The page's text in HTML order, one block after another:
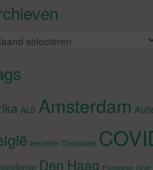
ALS Amsterdam
beroerte Chocolade
Den Haag Europese Unie